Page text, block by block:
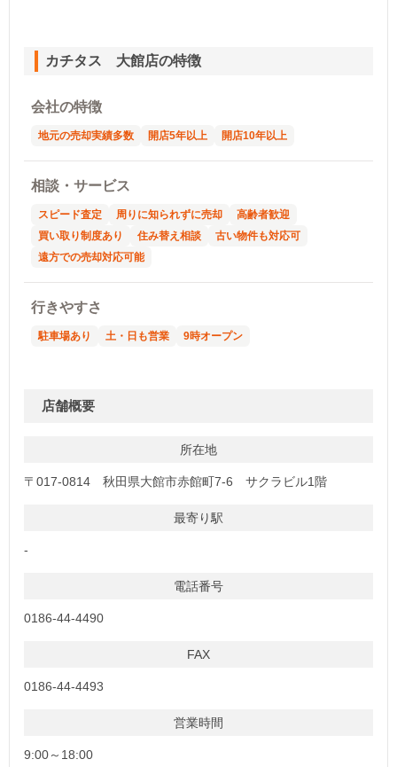
カチタス 大館店の特徴
会社の特徴
地元の売却実績多数 開店5年以上 開店10年以上
相談・サービス
スピード査定 周りに知られずに売却
高齢者歓迎
買い取り制度あり
住み替え相談
古い物件も対応可
遠方での売却対応可能
行きやすさ
駐車場あり 土・日も営業 9時オープン
店舗概要
所在地
〒017-0814 秋田県大館市赤館町7-6 サクラビル1階
最寄り駅
-
電話番号
0186-44-4490
FAX
0186-44-4493
営業時間
9:00～18:00